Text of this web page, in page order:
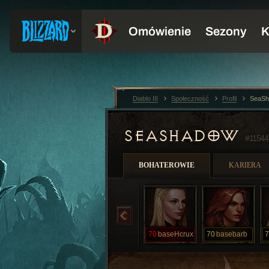
SEASHADOW #11544
BOHATEROWIE KARIERA
70 baseHcrux 70 basebarb
Diablo III Społeczność Profil